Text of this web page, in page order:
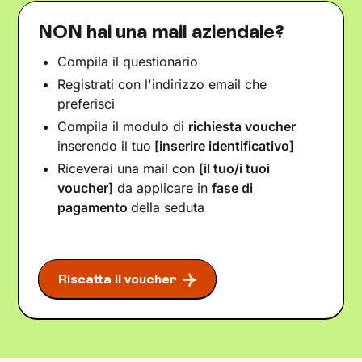
NON hai una mail aziendale?
Compila il questionario
Registrati con l'indirizzo email che
preferisci
Compila il modulo di richiesta voucher
inserendo il tuo [inserire identificativo]
Riceverai una mail con [il tuo/i tuoi
voucher] da applicare infase di
pagamentodella seduta
Riscatta il voucher